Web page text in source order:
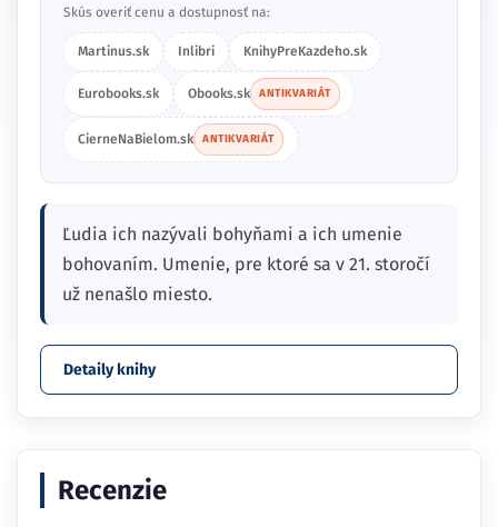
Skús overiť cenu a dostupnosť na:
Martinus.sk Inlibri KnihyPreKazdeho.sk
Eurobooks.sk Obooks.sk ANTIKVARIÁT
CierneNaBielom.sk ANTIKVARIÁT
Ľudia ich nazývali bohyňami a ich umenie
bohovaním. Umenie, pre ktoré sa v 21. storočí
už nenašlo miesto.
Detaily knihy
Recenzie